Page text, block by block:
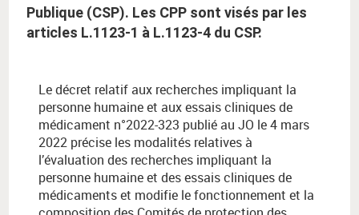
Publique (CSP). Les CPP sont visés par les
articles L.1123-1 à L.1123-4 du CSP.
Le décret relatif aux recherches impliquant la
personne humaine et aux essais cliniques de
médicament n°2022-323 publié au JO le 4 mars
2022 précise les modalités relatives à
l’évaluation des recherches impliquant la
personne humaine et des essais cliniques de
médicaments et modifie le fonctionnement et la